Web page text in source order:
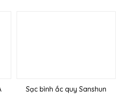
Sạc bình ắc quy Sanshun